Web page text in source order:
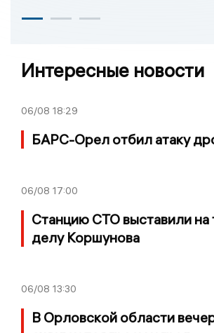
Интересные новости
06/08 18:29
БАРС-Орел отбил атаку
06/08 17:00
Станцию СТО выставили на
делу Коршунова
06/08 13:30
В Орловской области